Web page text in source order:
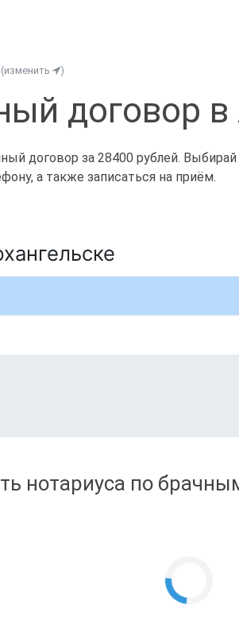
(изменить )
договор в
договор за 28400 рублей.
а также записаться на приём.
нотариуса по